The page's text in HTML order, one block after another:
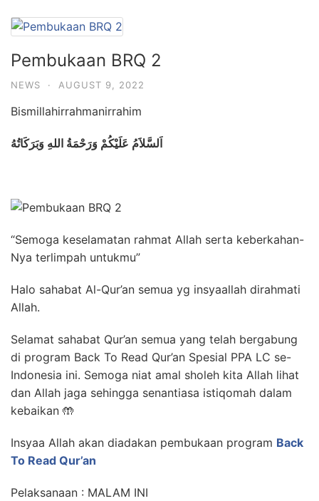
Pembukaan BRQ 2
NEWS · AUGUST 9, 2022
Bismillahirrahmanirrahim
اَلسَّلاَمُ عَلَيْكُمْ وَرَحْمَةُ اللهِ وَبَرَكَاتُهُ
“Semoga keselamatan rahmat Allah serta keberkahan-
Nya terlimpah untukmu”
Halo sahabat Al-Qur’an semua yg insyaallah dirahmati
Allah.
Selamat sahabat Qur’an semua yang telah bergabung
di program Back To Read Qur’an Spesial PPA LC se-
Indonesia ini. Semoga niat amal sholeh kita Allah lihat
dan Allah jaga sehingga senantiasa istiqomah dalam
kebaikan 🤲
Insyaa Allah akan diadakan pembukaan program Back
To Read Qur’an
Pelaksanaan : MALAM INI